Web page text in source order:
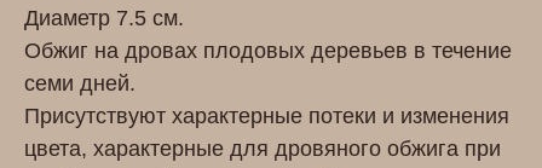
Диаметр 7.5 см.
Обжиг на дровах плодовых деревьев в течение
семи дней.
Присутствуют характерные потеки и изменения
цвета, характерные для дровяного обжига при